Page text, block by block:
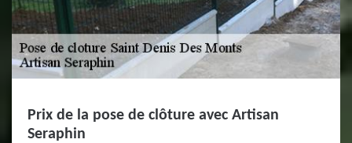
Prix de la pose de clôture avec Artisan
Seraphin